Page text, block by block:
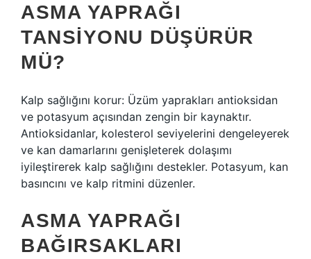
ASMA YAPRAĞI
TANSIYONU DÜŞÜRÜR
MÜ?
Kalp sağlığını korur: Üzüm yaprakları antioksidan
ve potasyum açısından zengin bir kaynaktır.
Antioksidanlar, kolesterol seviyelerini dengeleyerek
ve kan damarlarını genişleterek dolaşımı
iyileştirerek kalp sağlığını destekler. Potasyum, kan
basıncını ve kalp ritmini düzenler.
ASMA YAPRAĞI
BAĞIRSAKLARI